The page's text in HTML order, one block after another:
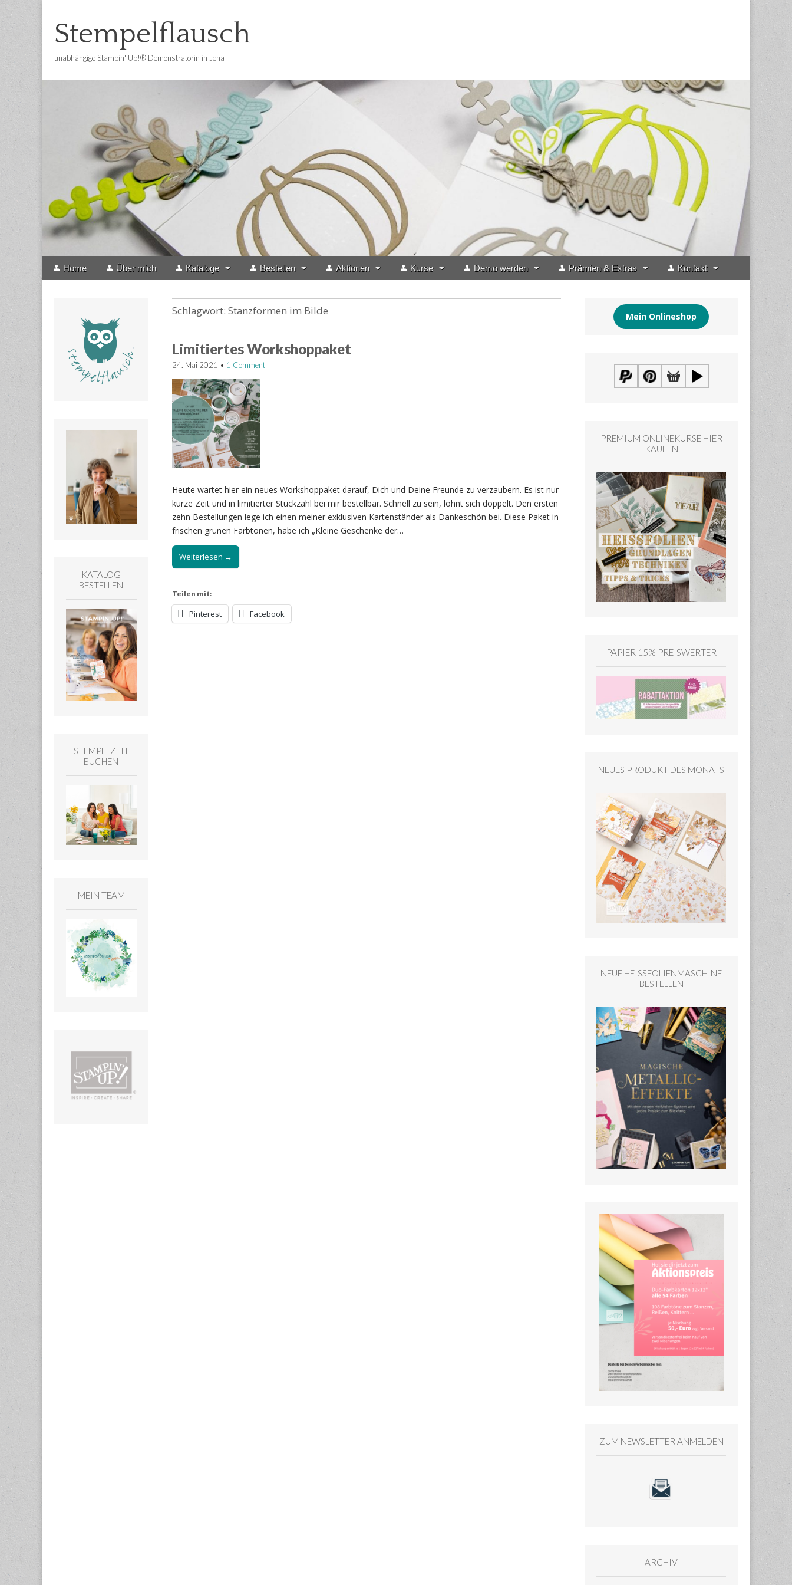
Stempelflausch
unabhängige Stampin' Up!® Demonstratorin in Jena
Main
Skip
Home Über mich Kataloge Bestellen Aktionen Kurse Demo werden Prämien & Extras Kontakt
Schlagwort: Stanzformen im Bilde
Limitiertes Workshoppaket
24. Mai 2021 • 1 Comment
Heute wartet hier ein neues Workshoppaket darauf, Dich und Deine Freunde zu verzaubern. Es ist nur
kurze Zeit und in limitierter Stückzahl bei mir bestellbar. Schnell zu sein, lohnt sich doppelt. Den ersten
zehn Bestellungen lege ich einen meiner exklusiven Kartenständer als Dankeschön bei. Diese Paket in
frischen grünen Farbtönen, habe ich „Kleine Geschenke der…
Weiterlesen →
Teilen mit:
Pinterest Facebook
KATALOG
BESTELLEN
STEMPELZEIT
BUCHEN
MEIN TEAM
Mein Onlineshop
PREMIUM ONLINEKURSE HIER
KAUFEN
PAPIER 15% PREISWERTER
NEUES PRODUKT DES MONATS
NEUE HEISSFOLIENMASCHINE
BESTELLEN
ZUM NEWSLETTER ANMELDEN
ARCHIV